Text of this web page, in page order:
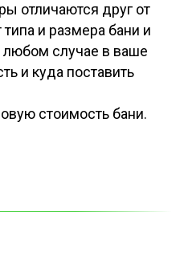
отличаются друг от
и размера бани и
случае в ваше
и куда поставить
стоимость бани.